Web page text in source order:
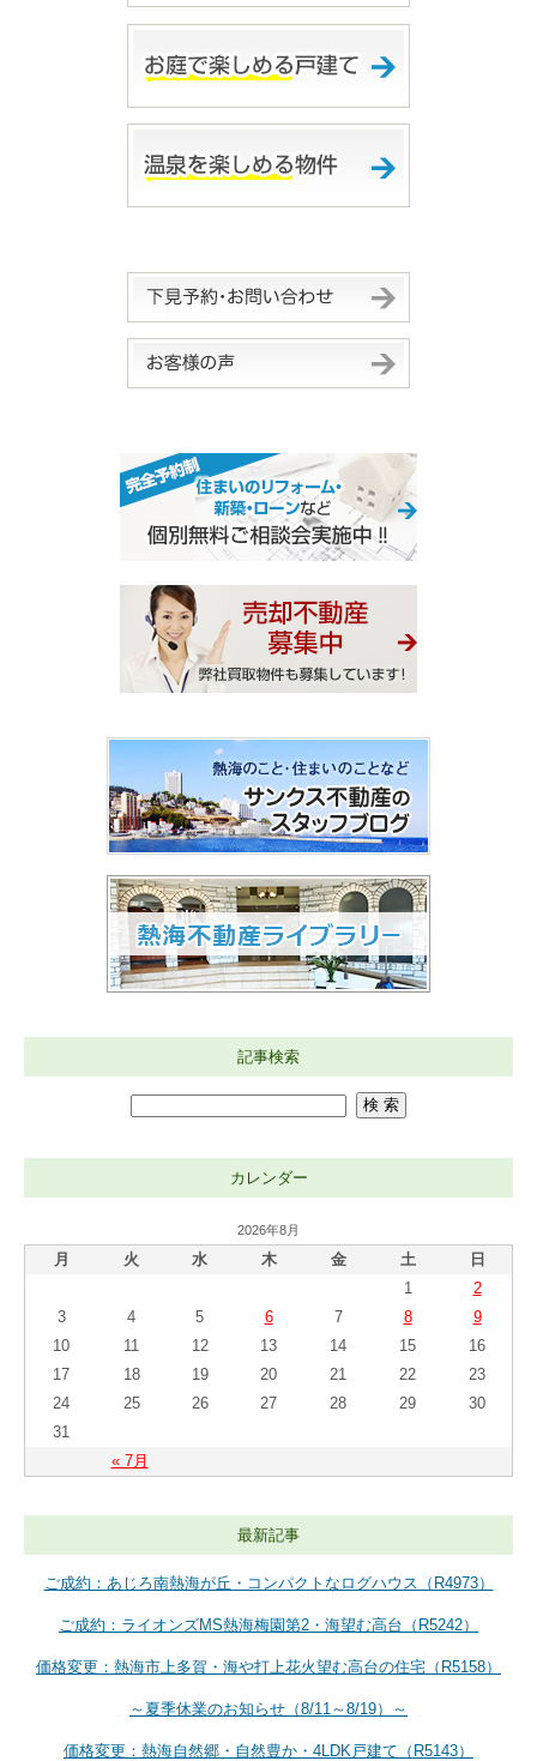
記事検索
カレンダー
2026年8月
月 火 水 木 金 土 日
« 7月
1
2
3
4 5 6 7 8
9
10
11 12 13 14 15
16
17
18 19 20 21 22
23
24
25 26 27 28 29
30
31
最新記事
ご成約：あじろ南熱海が丘・コンパクトなログハウス（R4973）
ご成約：ライオンズMS熱海梅園第2・海望む高台（R5242）
価格変更：熱海市上多賀・海や打上花火望む高台の住宅（R5158）
～夏季休業のお知らせ（8/11～8/19）～
価格変更：熱海自然郷・自然豊か・4LDK戸建て（R5143）